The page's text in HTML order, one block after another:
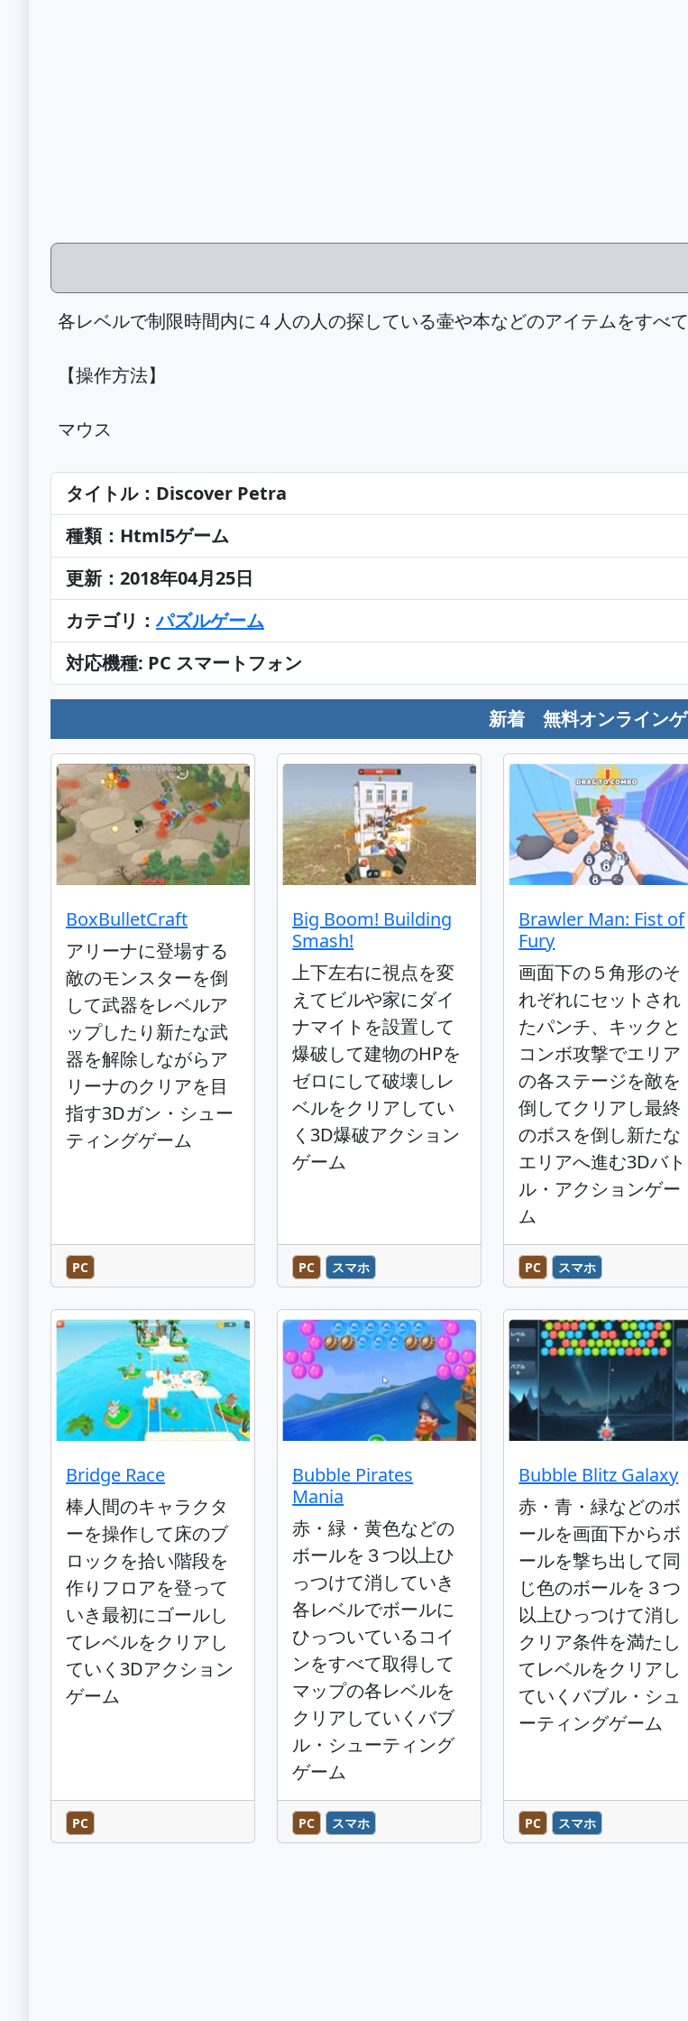
各レベルで制限時間内に４人の人の探している壷や本などのアイテムをすべ
【操作方法】
マウス
タイトル：Discover Petra
種類：Html5ゲーム
更新：2018年04月25日
カテゴリ：パズルゲーム
対応機種: PC スマートフォン
新着 無料オンライン
BoxBulletCraft
アリーナに登場する
敵のモンスターを倒
して武器をレベルア
ップしたり新たな武
器を解除しながらア
リーナのクリアを目
指す3Dガン・シュー
ティングゲーム
PC
Big Boom! Building
Smash!
上下左右に視点を変
えてビルや家にダイ
ナマイトを設置して
爆破して建物のHPを
ゼロにして破壊しレ
ベルをクリアしてい
く3D爆破アクション
ゲーム
PC スマホ
Brawler Man: Fist of
Fury
画面下の５角形のそ
れぞれにセットされ
たパンチ、キックと
コンボ攻撃でエリア
の各ステージを敵を
倒してクリアし最終
のボスを倒し新たな
エリアへ進む3Dバト
ル・アクションゲー
ム
PC スマホ
Bridge Race
棒人間のキャラクタ
ーを操作して床のブ
ロックを拾い階段を
作りフロアを登って
いき最初にゴールし
てレベルをクリアし
ていく3Dアクション
ゲーム
PC
Bubble Pirates
Mania
赤・緑・黄色などの
ボールを３つ以上ひ
っつけて消していき
各レベルでボールに
ひっついているコイ
ンをすべて取得して
マップの各レベルを
クリアしていくバブ
ル・シューティング
ゲーム
PC スマホ
Bubble Blitz Galaxy
赤・青・緑などのボ
ールを画面下からボ
ールを撃ち出して同
じ色のボールを３つ
以上ひっつけて消し
クリア条件を満たし
てレベルをクリアし
ていくバブル・シュ
ーティングゲーム
PC スマホ